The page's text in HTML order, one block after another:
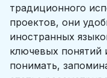
традиционного
проектов, они
иностранных
ключевых понятий
понимать,